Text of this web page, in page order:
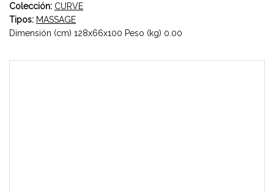
Colección: CURVE
Tipos: MASSAGE
Dimensión (cm) 128x66x100 Peso (kg) 0.00